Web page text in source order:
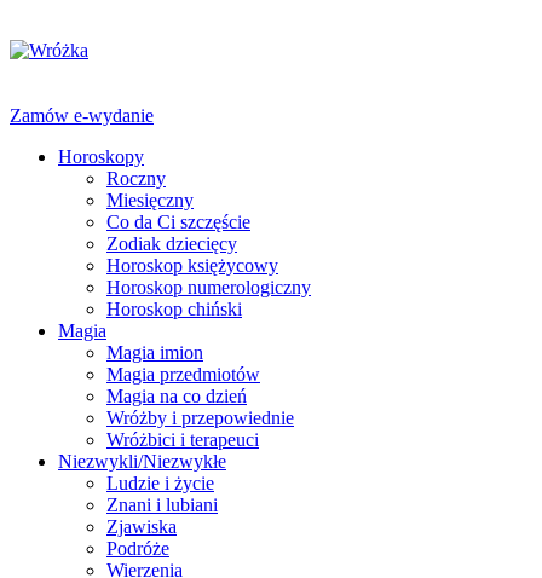
Zamów e-wydanie
Horoskopy
Roczny
Miesięczny
Co da Ci szczęście
Zodiak dziecięcy
Horoskop księżycowy
Horoskop numerologiczny
Horoskop chiński
Magia
Magia imion
Magia przedmiotów
Magia na co dzień
Wróżby i przepowiednie
Wróżbici i terapeuci
Niezwykli/Niezwykłe
Ludzie i życie
Znani i lubiani
Zjawiska
Podróże
Wierzenia